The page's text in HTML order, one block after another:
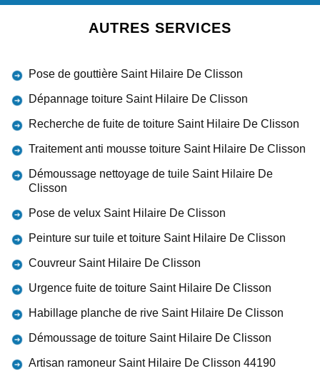
AUTRES SERVICES
Pose de gouttière Saint Hilaire De Clisson
Dépannage toiture Saint Hilaire De Clisson
Recherche de fuite de toiture Saint Hilaire De Clisson
Traitement anti mousse toiture Saint Hilaire De Clisson
Démoussage nettoyage de tuile Saint Hilaire De
Clisson
Pose de velux Saint Hilaire De Clisson
Peinture sur tuile et toiture Saint Hilaire De Clisson
Couvreur Saint Hilaire De Clisson
Urgence fuite de toiture Saint Hilaire De Clisson
Habillage planche de rive Saint Hilaire De Clisson
Démoussage de toiture Saint Hilaire De Clisson
Artisan ramoneur Saint Hilaire De Clisson 44190